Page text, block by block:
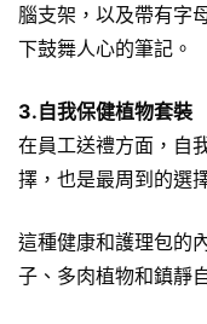
腦支架，以及帶有字
下鼓舞人心的筆記。
3.自我保健植物套裝
在員工送禮方面，自
擇，也是最周到的選
這種健康和護理包的
子、多肉植物和鎮靜